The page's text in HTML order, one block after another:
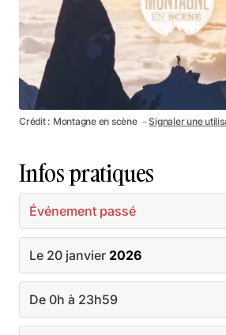
Crédit : Montagne en scène －Signaler une
Infos pratiques
Événement passé
Le 20 janvier 2026
De 0h à 23h59